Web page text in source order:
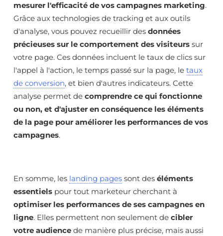
mesurer l'efficacité de vos campagnes marketing.
Grâce aux technologies de tracking et aux outils
d'analyse, vous pouvez recueillir des données
précieuses sur le comportement des visiteurs sur
votre page. Ces données incluent le taux de clics sur
l'appel à l'action, le temps passé sur la page, le taux
de conversion, et bien d'autres indicateurs. Cette
analyse permet de comprendre ce qui fonctionne
ou non, et d'ajuster en conséquence les éléments
de la page pour améliorer les performances de vos
campagnes.
En somme, les landing pages sont des éléments
essentiels pour tout marketeur cherchant à
optimiser les performances de ses campagnes en
ligne. Elles permettent non seulement de cibler
votre audience de manière plus précise, mais aussi